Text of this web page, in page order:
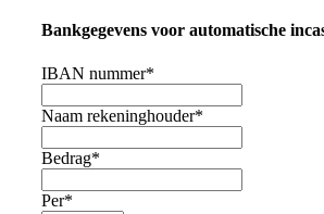
Bankgegevens voor automatische
IBAN nummer*
Naam rekeninghouder*
Bedrag*
Per*